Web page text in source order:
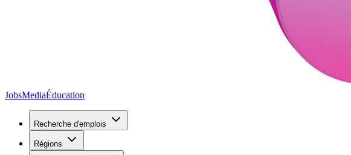
JobsMediaÉducation
Recherche d'emplois
Régions